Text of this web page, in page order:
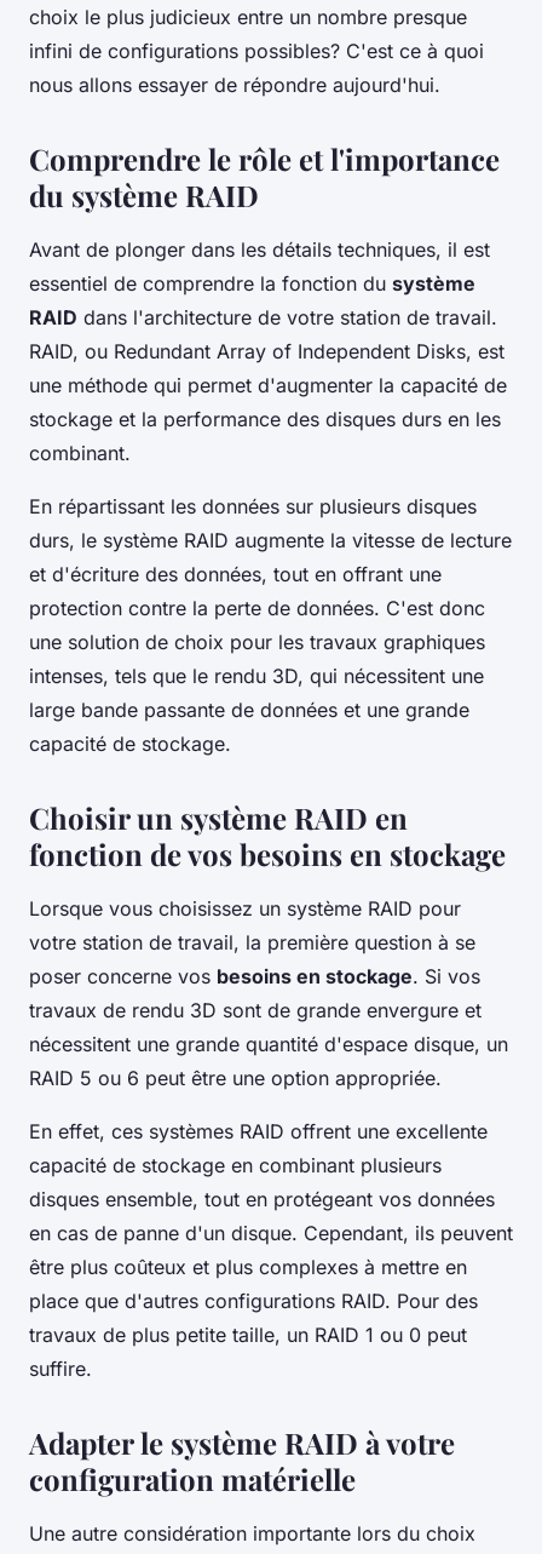
choix le plus judicieux entre un nombre presque
infini de configurations possibles? C'est ce à quoi
nous allons essayer de répondre aujourd'hui.
Comprendre le rôle et l'importance
du système RAID
Avant de plonger dans les détails techniques, il est
essentiel de comprendre la fonction du système
RAID dans l'architecture de votre station de travail.
RAID, ou Redundant Array of Independent Disks, est
une méthode qui permet d'augmenter la capacité de
stockage et la performance des disques durs en les
combinant.
En répartissant les données sur plusieurs disques
durs, le système RAID augmente la vitesse de lecture
et d'écriture des données, tout en offrant une
protection contre la perte de données. C'est donc
une solution de choix pour les travaux graphiques
intenses, tels que le rendu 3D, qui nécessitent une
large bande passante de données et une grande
capacité de stockage.
Choisir un système RAID en
fonction de vos besoins en stockage
Lorsque vous choisissez un système RAID pour
votre station de travail, la première question à se
poser concerne vos besoins en stockage. Si vos
travaux de rendu 3D sont de grande envergure et
nécessitent une grande quantité d'espace disque, un
RAID 5 ou 6 peut être une option appropriée.
En effet, ces systèmes RAID offrent une excellente
capacité de stockage en combinant plusieurs
disques ensemble, tout en protégeant vos données
en cas de panne d'un disque. Cependant, ils peuvent
être plus coûteux et plus complexes à mettre en
place que d'autres configurations RAID. Pour des
travaux de plus petite taille, un RAID 1 ou 0 peut
suffire.
Adapter le système RAID à votre
configuration matérielle
Une autre considération importante lors du choix